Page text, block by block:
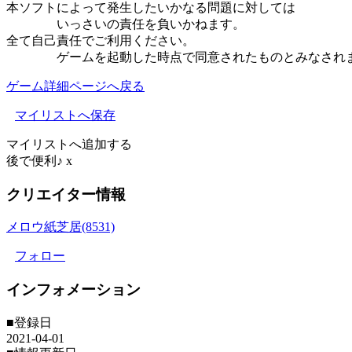
本ソフトによって発生したいかなる問題に対しては
いっさいの責任を負いかねます。
全て自己責任でご利用ください。
ゲームを起動した時点で同意されたものとみなされ
ゲーム詳細ページへ戻る
マイリストへ保存
マイリストへ追加する
後で便利♪ x
クリエイター情報
メロウ紙芝居(8531)
フォロー
インフォメーション
■登録日
2021-04-01